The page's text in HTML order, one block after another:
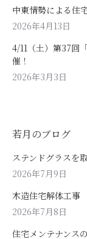
中東情勢による住
2026年4月13日
4/11（土）第37回
催！
2026年3月3日
若月のブログ
ステンドグラスを
2026年7月9日
木造住宅解体工事
2026年7月8日
住宅メンテナンス